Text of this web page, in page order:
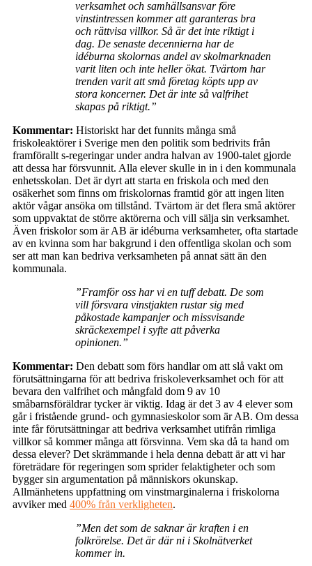
verksamhet och samhällsansvar före
vinstintressen kommer att garanteras bra
och rättvisa villkor. Så är det inte riktigt i
dag. De senaste decennierna har de
idéburna skolornas andel av skolmarknaden
varit liten och inte heller ökat. Tvärtom har
trenden varit att små företag köpts upp av
stora koncerner. Det är inte så valfrihet
skapas på riktigt.”
Kommentar: Historiskt har det funnits många små
friskoleaktörer i Sverige men den politik som bedrivits från
framförallt s-regeringar under andra halvan av 1900-talet gjorde
att dessa har försvunnit. Alla elever skulle in in i den kommunala
enhetsskolan. Det är dyrt att starta en friskola och med den
osäkerhet som finns om friskolornas framtid gör att ingen liten
aktör vågar ansöka om tillstånd. Tvärtom är det flera små aktörer
som uppvaktat de större aktörerna och vill sälja sin verksamhet.
Även friskolor som är AB är idéburna verksamheter, ofta startade
av en kvinna som har bakgrund i den offentliga skolan och som
ser att man kan bedriva verksamheten på annat sätt än den
kommunala.
”Framför oss har vi en tuff debatt. De som
vill försvara vinstjakten rustar sig med
påkostade kampanjer och missvisande
skräckexempel i syfte att påverka
opinionen.”
Kommentar: Den debatt som förs handlar om att slå vakt om
förutsättningarna för att bedriva friskoleverksamhet och för att
bevara den valfrihet och mångfald dom 9 av 10
småbarnsföräldrar tycker är viktig. Idag är det 3 av 4 elever som
går i fristående grund- och gymnasieskolor som är AB. Om dessa
inte får förutsättningar att bedriva verksamhet utifrån rimliga
villkor så kommer många att försvinna. Vem ska då ta hand om
dessa elever? Det skrämmande i hela denna debatt är att vi har
företrädare för regeringen som sprider felaktigheter och som
bygger sin argumentation på människors okunskap.
Allmänhetens uppfattning om vinstmarginalerna i friskolorna
avviker med 400% från verkligheten.
”Men det som de saknar är kraften i en
folkrörelse. Det är där ni i Skolnätverket
kommer in.